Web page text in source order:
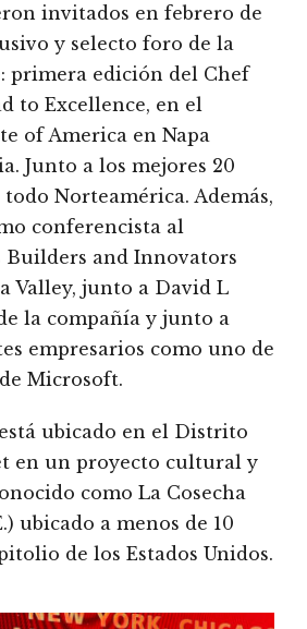
invitados en febrero de
y selecto foro de la
primera edición del Chef
to Excellence, en el
of America en Napa
Junto a los mejores 20
Norteamérica. Además,
conferencista al
Builders and Innovators
Valley, junto a David L
la compañía y junto a
empresarios como uno de
Microsoft.
ubicado en el Distrito
en un proyecto cultural y
como La Cosecha
ubicado a menos de 10
de los Estados Unidos.